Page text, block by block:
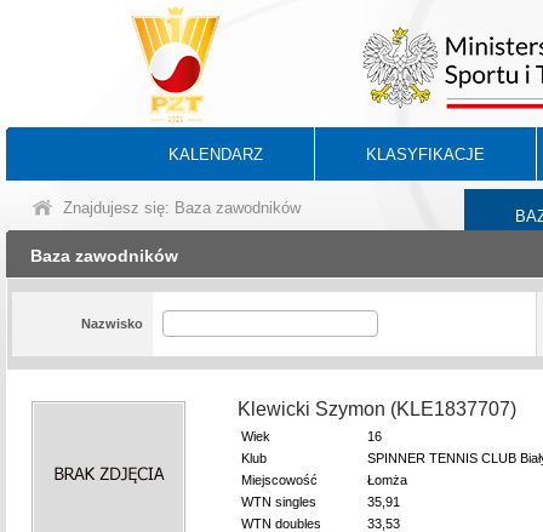
KALENDARZ KLASYFIKACJE
Znajdujesz się: Baza zawodników
Baza zawodników
Nazwisko
Klewicki Szymon (KLE1837707)
Wiek
16
Klub
SPINNER TENNIS CLUB
Miejscowość
Łomża
WTN singles
35,91
WTN doubles
33,53